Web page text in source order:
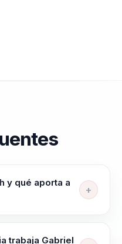
y qué aporta a
Ayuda a
trabaja Gabriel